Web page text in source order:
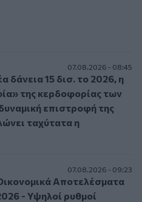
07.08.2026 - 08:45
δάνεια 15 δισ. το 2026, η
της κερδοφορίας των
επιστροφή της
ταχύτατα η
07.08.2026 - 09:23
Αποτελέσματα
- Υψηλοί ρυθμοί